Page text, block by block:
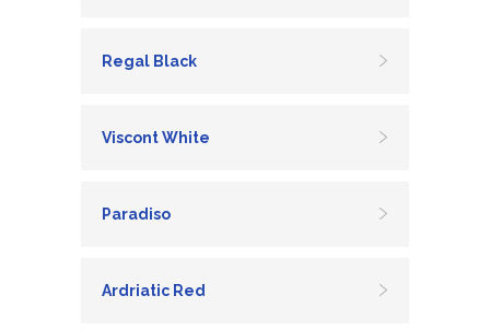
Regal Black
Viscont White
Paradiso
Ardriatic Red